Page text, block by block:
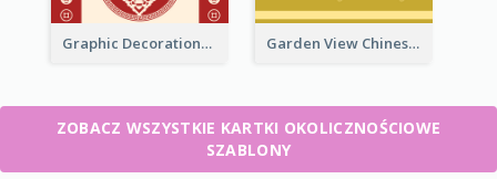
Graphic Decorations Chinese New Year Greeting Card Garden View Chinese New Year Greeting Card
ZOBACZ WSZYSTKIE KARTKI OKOLICZNOŚCIOWE
SZABLONY